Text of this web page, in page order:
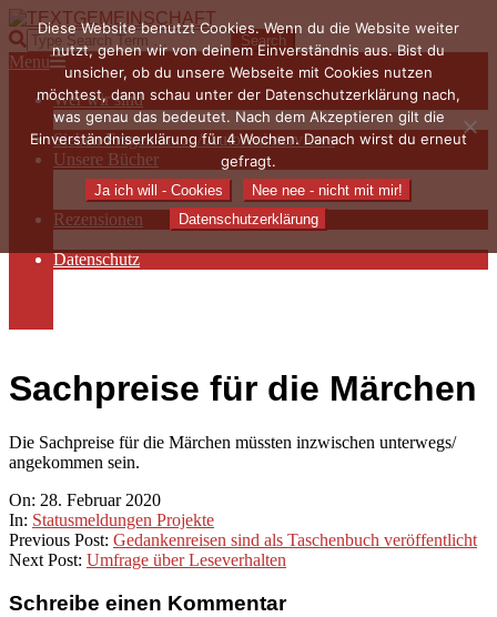
Skip
to
content
TEXTGEMEINSCHAFT
Search
Primary
Navigation
Menu
Menu
Wer wir sind
Die Hauptakteurinnen
Sieben Fragen an… / Autoreninterviews
Unsere Bücher
Autorenservices
Autorenprofile
Rezensionen
Datenschutz
Sachpreise für die Märchen
Die Sachpreise für die Märchen müssten inzwischen unterwegs/
angekommen sein.
2020-
02-
28
On: 28. Februar 2020
In: Statusmeldungen Projekte
Previous Post: Gedankenreisen sind als Taschenbuch veröffentlicht
Next Post: Umfrage über Leseverhalten
Schreibe einen Kommentar
Diese Website benutzt Cookies. Wenn du die Website weiter
nutzt, gehen wir von deinem Einverständnis aus. Bist du
unsicher, ob du unsere Webseite mit Cookies nutzen
möchtest, dann schau unter der Datenschutzerklärung nach,
was genau das bedeutet. Nach dem Akzeptieren gilt die
Einverständniserklärung für 4 Wochen. Danach wirst du erneut
gefragt.
Ja ich will - Cookies
Nee nee - nicht mit mir!
Datenschutzerklärung